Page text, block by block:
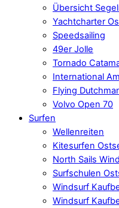
Übersicht
Yachtcharter
Speedsailing
49er Jolle
Tornado
International
Flying
Volvo Open 70
Surfen
Wellenreiten
Kitesurfen
North Sails
Surfschulen
Windsurf
Windsurf